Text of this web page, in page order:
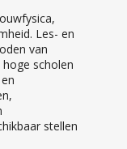
Les- en
van
scholen
stellen